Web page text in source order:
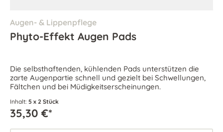
Augen- & Lippenpflege
Phyto-Effekt Augen Pads
Die selbsthaftenden, kühlenden Pads unterstützen die
zarte Augenpartie schnell und gezielt bei Schwellungen,
Fältchen und bei Müdigkeitserscheinungen.
Inhalt: 5 x 2 Stück
35,30 €*